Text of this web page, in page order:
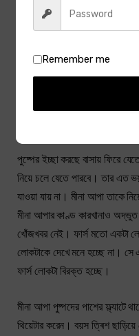
ইচ্ছে করছে না। মানে?
পুষ্প লীনার পাশের চেয়ারটায় বসে
পুষ্পের ইচ্ছা করছে বাসায় ফিরে
নিয়ে চলে যেতে পারবে। তার
যাওয়া যায় না। মীনা আপা তাকে
মীনা আপার কাণ্ড কারখানাও
খোঁজখবর নেই। ফার্স মতো একটা
লোকটাকে দেখে মনে হচ্ছে না।
ফার্স লোকটা বিরক্ত হচ্ছে।
মীনা আপা পুষ্পদের পাশের ফ্ল্যাটে
থিয়েটার করেন। বয়স ত্ৰিশ
Remember me